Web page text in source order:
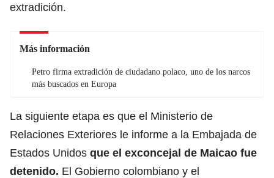
extradición.
Más información
Petro firma extradición de ciudadano polaco, uno de los narcos
más buscados en Europa
La siguiente etapa es que el Ministerio de
Relaciones Exteriores le informe a la Embajada de
Estados Unidos que el exconcejal de Maicao fue
detenido. El Gobierno colombiano y el